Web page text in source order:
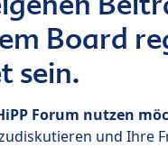
Board
sein.
Forum nutzen
und Ihre